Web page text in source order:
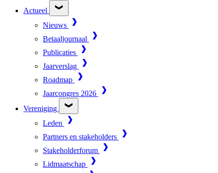
Actueel
Nieuws
Betaaljournaal
Publicaties
Jaarverslag
Roadmap
Jaarcongres 2026
Vereniging
Leden
Partners en stakeholders
Stakeholderforum
Lidmaatschap